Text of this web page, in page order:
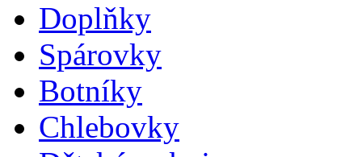
Doplňky
Spárovky
Botníky
Chlebovky